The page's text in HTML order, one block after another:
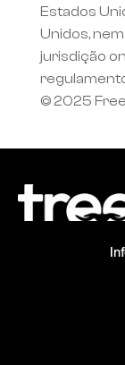
Estados
Unidos,
jurisdição
© 2025